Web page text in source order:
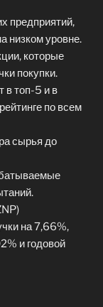
предприятий,
низком уровне.
которые
покупки.
в топ-5 и в
по всем
сырья до
на 7,66%,
и годовой